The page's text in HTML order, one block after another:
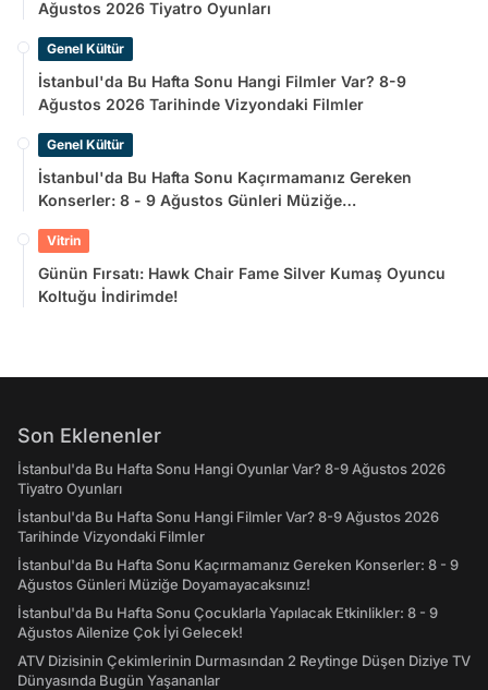
Ağustos 2026 Tiyatro Oyunları
Genel Kültür
İstanbul'da Bu Hafta Sonu Hangi Filmler Var? 8-9
Ağustos 2026 Tarihinde Vizyondaki Filmler
Genel Kültür
İstanbul'da Bu Hafta Sonu Kaçırmamanız Gereken
Konserler: 8 - 9 Ağustos Günleri Müziğe
Vitrin
Günün Fırsatı: Hawk Chair Fame Silver Kumaş Oyuncu
Koltuğu İndirimde!
Son Eklenenler
İstanbul'da Bu Hafta Sonu Hangi Oyunlar Var? 8-9 Ağustos 2026
Tiyatro Oyunları
İstanbul'da Bu Hafta Sonu Hangi Filmler Var? 8-9 Ağustos 2026
Tarihinde Vizyondaki Filmler
İstanbul'da Bu Hafta Sonu Kaçırmamanız Gereken Konserler: 8 - 9
Ağustos Günleri Müziğe Doyamayacaksınız!
İstanbul'da Bu Hafta Sonu Çocuklarla Yapılacak Etkinlikler: 8 - 9
Ağustos Ailenize Çok İyi Gelecek!
ATV Dizisinin Çekimlerinin Durmasından 2 Reytinge Düşen Diziye TV
Dünyasında Bugün Yaşananlar